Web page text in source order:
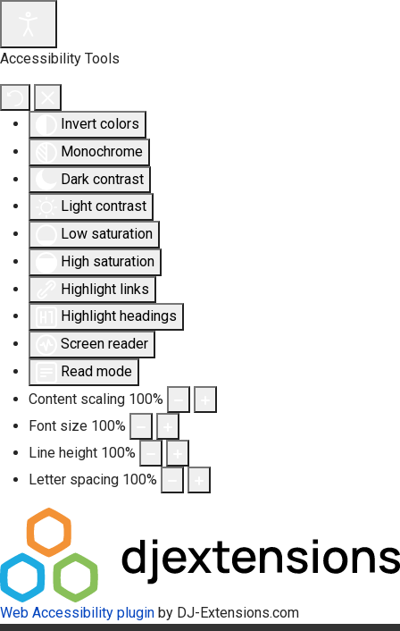
Accessibility Tools
Invert colors
Monochrome
Dark contrast
Light contrast
Low saturation
High saturation
Highlight links
Highlight headings
Screen reader
Read mode
Content scaling 100%
Font size 100%
Line height 100%
Letter spacing 100%
Web Accessibility plugin by DJ-Extensions.com